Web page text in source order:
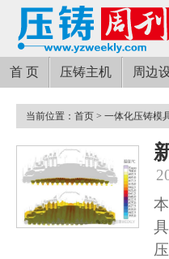
首 页 压铸主机 周边
当前位置： 首页 > 一体化压铸模